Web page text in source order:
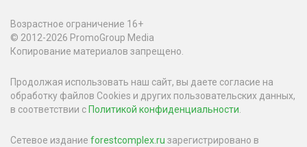
Возрастное ограничение 16+
© 2012-2026 PromoGroup Media
Копирование материалов запрещено.
Продолжая использовать наш сайт, вы даете согласие на
обработку файлов Cookies и других пользовательских данных,
в соответствии с Политикой конфиденциальности.
Сетевое издание forestcomplex.ru зарегистрировано в